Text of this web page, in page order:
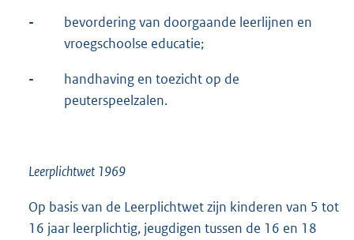
-
bevordering van doorgaande leerlijnen en
vroegschoolse educatie;
-
handhaving en toezicht op de
peuterspeelzalen.
Leerplichtwet 1969
Op basis van de Leerplichtwet zijn kinderen van 5 tot
16 jaar leerplichtig, jeugdigen tussen de 16 en 18